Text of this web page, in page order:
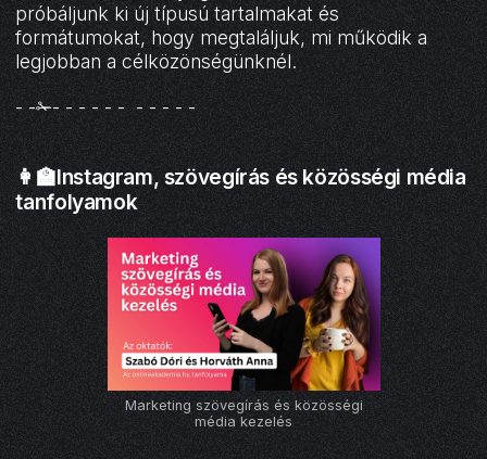
próbáljunk ki új típusú tartalmakat és
formátumokat, hogy megtaláljuk, mi működik a
legjobban a célközönségünknél.
- -✁- - - - - - - - - - -
👩‍🏫Instagram, szövegírás és közösségi média
tanfolyamok
Marketing szövegírás és közösségi
média kezelés